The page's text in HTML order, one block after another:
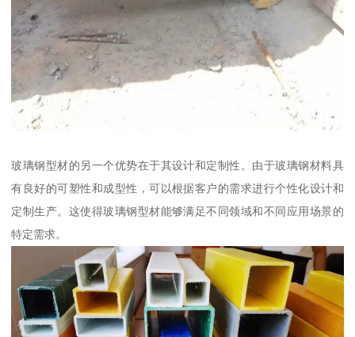
玻璃钢型材的另一个优势在于其设计和定制性。由于玻璃钢材料具
有良好的可塑性和成型性，可以根据客户的需求进行个性化设计和
定制生产。这使得玻璃钢型材能够满足不同领域和不同应用场景的
特定需求。